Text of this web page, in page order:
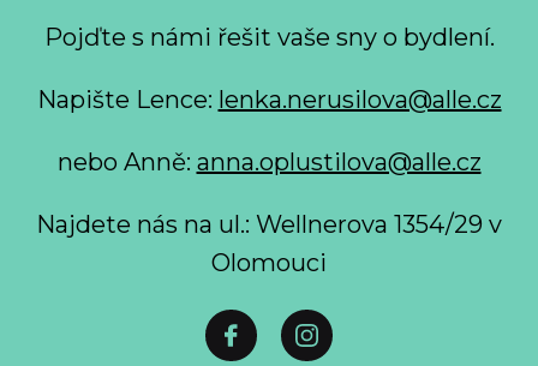
Pojďte s námi řešit vaše sny o bydlení.
Napište Lence: lenka.nerusilova@alle.cz
nebo Anně: anna.oplustilova@alle.cz
Najdete nás na ul.: Wellnerova 1354/29 v
Olomouci